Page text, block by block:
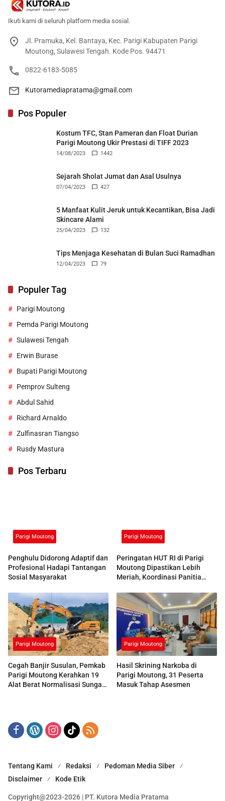
Ikuti kami di seluruh platform media sosial.
Jl. Pramuka, Kel. Bantaya, Kec. Parigi Kabupaten Parigi
Moutong, Sulawesi Tengah. Kode Pos. 94471
0822-6183-5085
Kutoramediapratama@gmail.com
Pos Populer
Kostum TFC, Stan Pameran dan Float Durian
Parigi Moutong Ukir Prestasi di TIFF 2023
14/08/2023 1442
Sejarah Sholat Jumat dan Asal Usulnya
07/04/2023 427
5 Manfaat Kulit Jeruk untuk Kecantikan, Bisa Jadi
Skincare Alami
25/04/2023 132
Tips Menjaga Kesehatan di Bulan Suci Ramadhan
12/04/2023 79
Populer Tag
Parigi Moutong
Pemda Parigi Moutong
Sulawesi Tengah
Erwin Burase
Bupati Parigi Moutong
Pemprov Sulteng
Abdul Sahid
Richard Arnaldo
Zulfinasran Tiangso
Rusdy Mastura
Pos Terbaru
Parigi Moutong
Penghulu Didorong Adaptif dan
Profesional Hadapi Tantangan
Sosial Masyarakat
Parigi Moutong
Peringatan HUT RI di Parigi
Moutong Dipastikan Lebih
Meriah, Koordinasi Panitia
Parigi Moutong
Cegah Banjir Susulan, Pemkab
Parigi Moutong Kerahkan 19
Alat Berat Normalisasi Sungai
Parigi Moutong
Hasil Skrining Narkoba di
Parigi Moutong, 31 Peserta
Masuk Tahap Asesmen
Tentang Kami Redaksi
Pedoman Media Siber
Disclaimer
Kode Etik
Copyright@2023-2026 | PT. Kutora Media Pratama